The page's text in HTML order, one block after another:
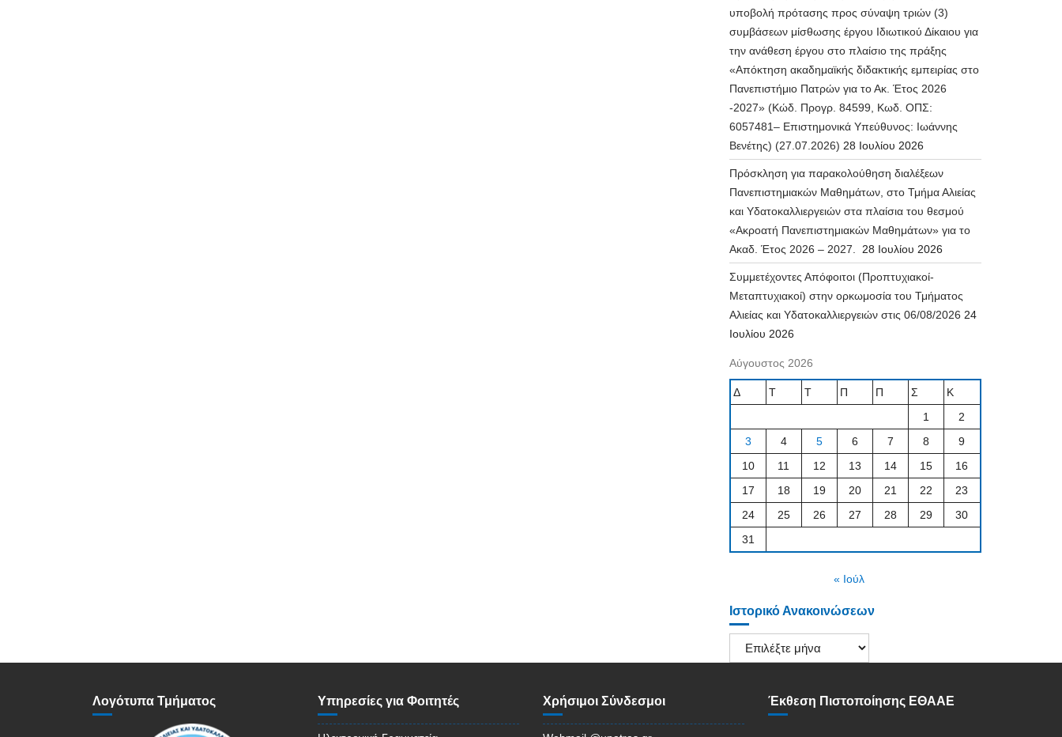
υποβολή πρότασης προς σύναψη τριών (3)
συμβάσεων μίσθωσης έργου Ιδιωτικού Δίκαιου για
την ανάθεση έργου στο πλαίσιο της πράξης
«Απόκτηση ακαδημαϊκής διδακτικής εμπειρίας στο
Πανεπιστήμιο Πατρών για το Ακ. Έτος 2026
-2027» (Κώδ. Προγρ. 84599, Κωδ. ΟΠΣ:
6057481– Επιστημονικά Υπεύθυνος: Ιωάννης
Βενέτης) (27.07.2026) 28 Ιουλίου 2026
Πρόσκληση για παρακολούθηση διαλέξεων
Πανεπιστημιακών Μαθημάτων, στο Τμήμα Αλιείας
και Υδατοκαλλιεργειών στα πλαίσια του θεσμού
«Ακροατή Πανεπιστημιακών Μαθημάτων» για το
Ακαδ. Έτος 2026 – 2027. 28 Ιουλίου 2026
Συμμετέχοντες Απόφοιτοι (Προπτυχιακοί-
Μεταπτυχιακοί) στην ορκωμοσία του Τμήματος
Αλιείας και Υδατοκαλλιεργειών στις 06/08/2026 24
Ιουλίου 2026
Αύγουστος 2026
Δ Τ Τ Π Π Σ
Κ
1
2
3
4 5 6 7 8
9
10
11 12 13 14 15
16
17
18 19 20 21 22
23
24
25 26 27 28 29
30
31
« Ιούλ
Ιστορικό Ανακοινώσεων
Ιστορικό
Ανακοινώσεων
Λογότυπα Τμήματος Υπηρεσίες για Φοιτητές Χρήσιμοι Σύνδεσμοι Έκθεση Πιστοποίησης ΕΘΑΑΕ